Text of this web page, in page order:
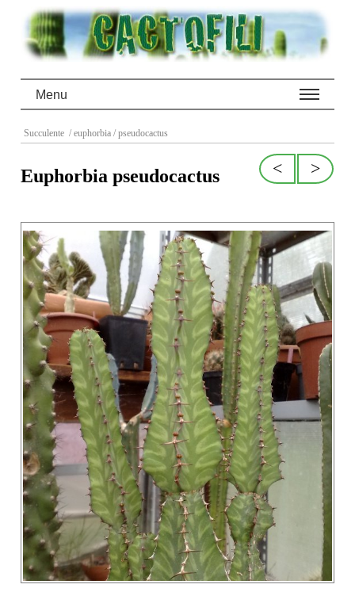
Menu
Succulente / euphorbia / pseudocactus
>
<
Euphorbia pseudocactus